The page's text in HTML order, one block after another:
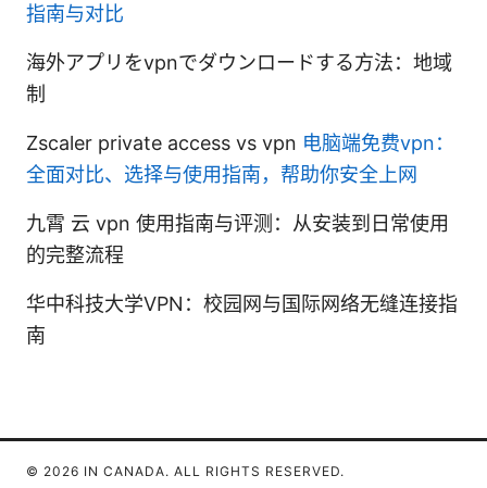
指南与对比
海外アプリをvpnでダウンロードする方法：地域
制
Zscaler private access vs vpn 电脑端免费vpn：
全面对比、选择与使用指南，帮助你安全上网
九霄 云 vpn 使用指南与评测：从安装到日常使用
的完整流程
华中科技大学VPN：校园网与国际网络无缝连接指
南
© 2026 IN CANADA. ALL RIGHTS RESERVED.